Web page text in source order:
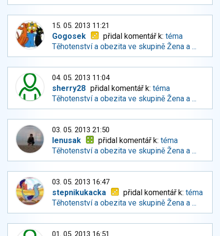
15. 05. 2013 11:21
Gogosek přidal komentář k:téma
Těhotenství a obezita ve skupině Žena a ...
04. 05. 2013 11:04
sherry28 přidal komentář k:téma
Těhotenství a obezita ve skupině Žena a ...
03. 05. 2013 21:50
lenusak přidal komentář k:téma
Těhotenství a obezita ve skupině Žena a ...
03. 05. 2013 16:47
stepnikukacka přidal komentář k:téma
Těhotenství a obezita ve skupině Žena a ...